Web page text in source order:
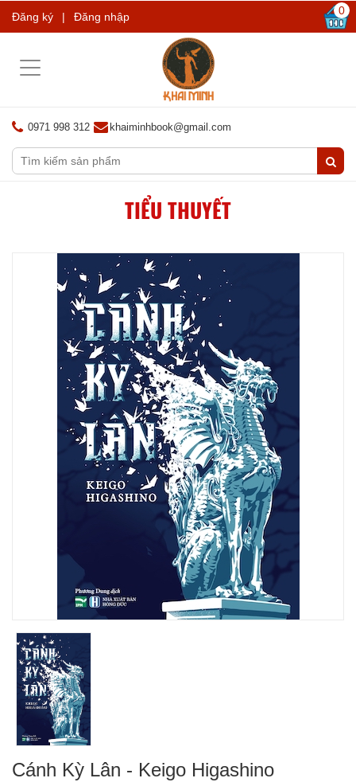
Đăng ký | Đăng nhập 0
Toggle
0971 998 312 khaiminhbook@gmail.com
TIỂU THUYẾT
Cánh Kỳ Lân - Keigo Higashino